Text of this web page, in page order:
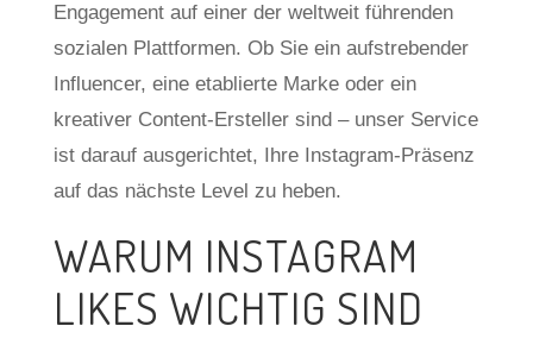
Engagement auf einer der weltweit führenden
sozialen Plattformen. Ob Sie ein aufstrebender
Influencer, eine etablierte Marke oder ein
kreativer Content-Ersteller sind – unser Service
ist darauf ausgerichtet, Ihre Instagram-Präsenz
auf das nächste Level zu heben.
WARUM INSTAGRAM
LIKES WICHTIG SIND